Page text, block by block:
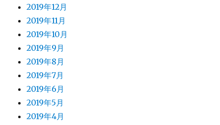
2019年12月
2019年11月
2019年10月
2019年9月
2019年8月
2019年7月
2019年6月
2019年5月
2019年4月